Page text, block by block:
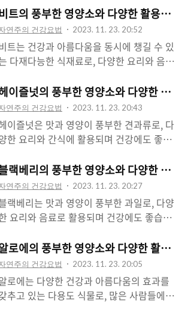
이 섬유: 고수에는 식이 섬유가 풍부하게
유되어 있어 소화를 돕고 변비 예방에 효과
입니다. 2. 비..
수수는 다양한 종류와 크기로 자라며, 생으
먹거나 요리에 사용할 수 있어 매력적인
재료입니다. 옥수수의 영양성분 옥수수는
양한 영양소를 함유하고 있어 건강과 다이
트에 도움을 줍니다. 주요 영양성분은 다음
풍부하게 함유되어 있어 에너지 공급원으
활용됩니다. 2. 식이 섬유: 옥수수에는 식
섬유가 풍부하게 함유..
함량, 건강과 다이어트에 미치는 효과, 그
고 다양한 활용법에 대해 자세히 알아보겠
니다. 겨우살이의 특징 겨우살이는 작고 길
쭉한 모양을 가지고 있어서 샐러드나 요리에
잘 어울립니다. 겨우살이는 상처가 많이 나와
서 겨우살이라는 이름이 붙었으며, 신선한 상
에서는 밝은 녹색을 띠고 있습니다. 겨우살
는 색감이 아름답고 신선한 향기를 가지고
어 요리에 활용할 때 매력적인 재료입니다.
우살이의 영양소 함량 겨우살이는 많은 영
을 줍니다. 주요 영양소는 다음과 같습니
: 1. 비타민 A와 C: 겨우살이에는 비타민 A
C가 풍부하게 함유되어..
트의 풍부한 영양소와 다양한 활용법
연주의 건강요법 2023. 11. 23. 20:52
트는 건강과 아름다움을 동시에 챙길 수 있
다재다능한 식재료로, 다양한 요리와 음료
트의 특징, 영양소 함량, 건강과 아름다움
미치는 효과, 그리고 다양한 활용법에 대
자세히 알아보겠습니다. 비트의 특징 비트
선명한 붉은 색상과 특유의 당도를 가지고
있어 다양한 요리와 음료에 활용하기 좋습니
다. 작고 동그란 모양을 가진 비트는 살짝 토
막 난 식감과 달콤한 맛을 가지고 있어 다양
음식에 풍미를 더해줍니다. 또한 비트는
양한 크기와 형태로 자랄 수 있어 다양한
도로 활용할 수 있습니다. 비트의 영양소
과 아름다움을 동시에 지원하는 데 도움을
니다. 주요 영양소는 다음과 같습니다: 1.
이 섬유: 비트에는..
이즐넛의 풍부한 영양소와 다양한 활용
연주의 건강요법 2023. 11. 23. 20:43
이즐넛은 맛과 영양이 풍부한 견과류로, 다
한 요리와 간식에 활용되며 건강에도 좋습
과 맛에 미치는 효과, 그리고 다양한 활용
에 대해 자세히 알아보겠습니다. 헤이즐넛
의 특징 헤이즐넛은 작고 동그란 모양을 가지
있으며, 그 특유의 모양과 크기는 시각적
으로도 매력적입니다. 헤이즐넛은 고소하고
부드러운 맛을 가지고 있어 다양한 요리와 간
식에 활용하기 좋습니다. 또한 헤이즐넛은 다
견과류와 비교하여 비교적 부드러운 식감
가지고 있어 많은 사람들에게 인기가 있습
다. 헤이즐넛의 영양소 함량 헤이즐넛은 다
랙베리의 풍부한 영양소와 다양한 활용
연주의 건강요법 2023. 11. 23. 20:27
랙베리는 맛과 영양이 풍부한 과일로, 다양
요리와 음료로 활용되며 건강에도 좋습니
맛에 미치는 효과, 그리고 다양한 활용법
대해 자세히 알아보겠습니다. 블랙베리의
징 블랙베리는 주로 보라색을 띠며, 작고
글게 모양이 형성되어 있습니다. 그 특유의
색상과 모양은 시각적으로도 매력적이며, 상
로에의 풍부한 영양소와 다양한 활용법
연주의 건강요법 2023. 11. 23. 20:05
로에는 다양한 건강과 아름다움의 효과를
추고 있는 다용도 식물로, 많은 사람들에게